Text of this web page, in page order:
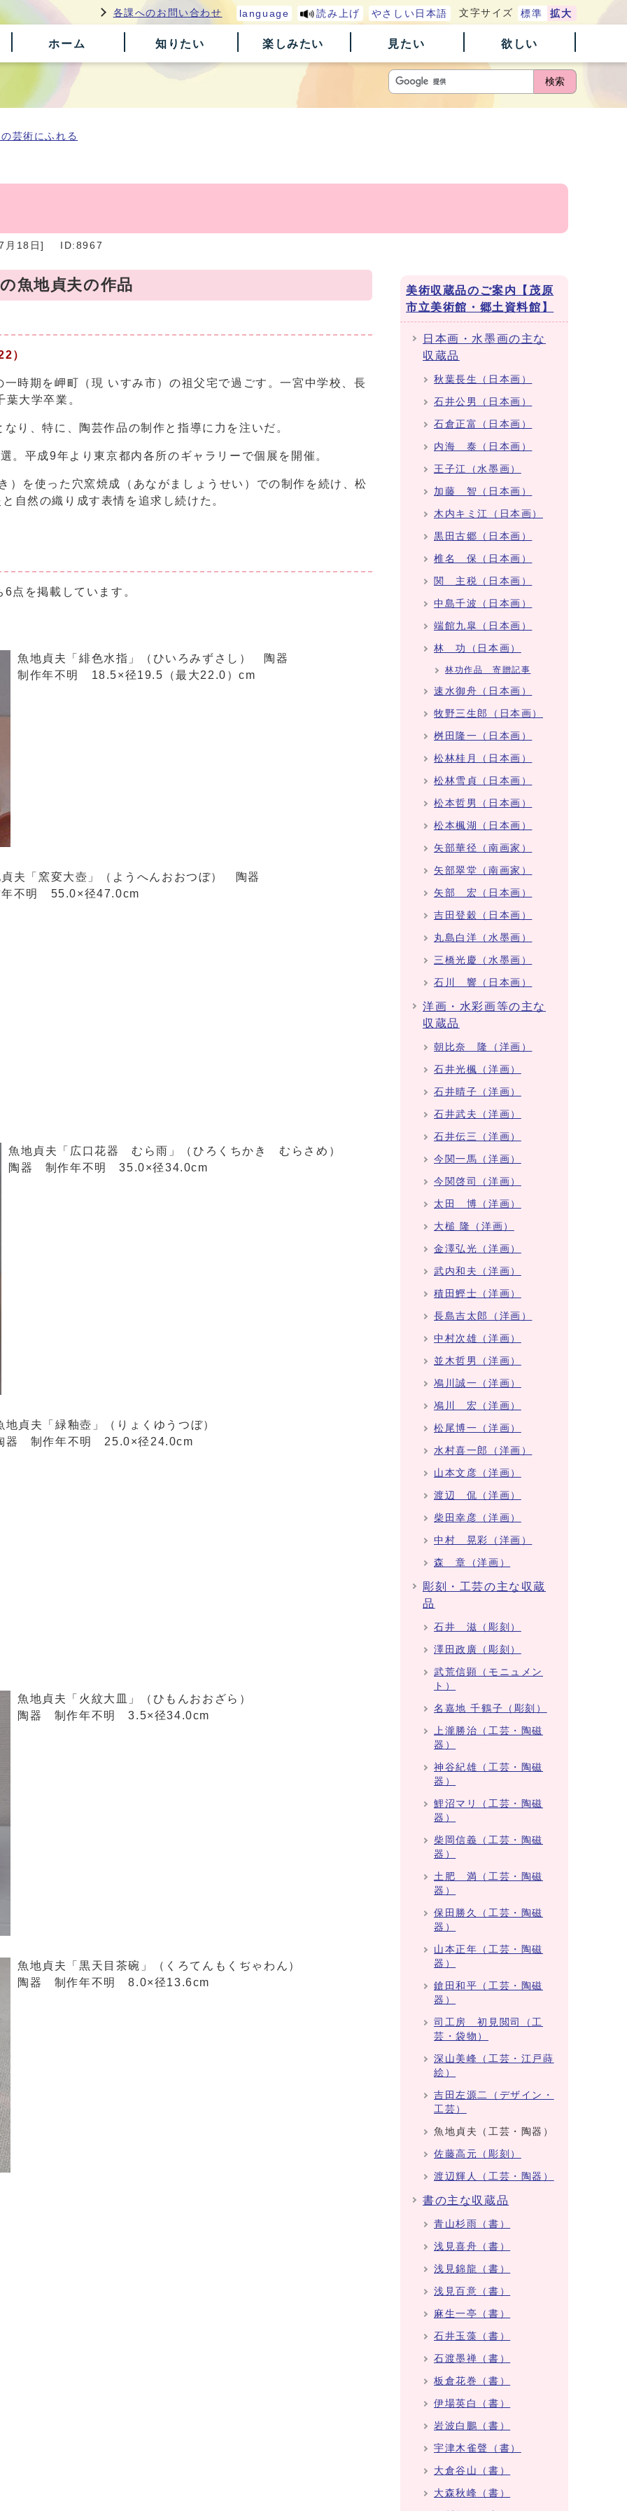
各課へのお問い合わせ language 読み上げ やさしい日本語 文字サイズ 標準 拡大
ホーム 知りたい 楽しみたい 見たい 欲しい
検索
芸術にふれる
月18日] ID:8967
魚地貞夫の作品
）
時期を岬町（現 いすみ市）の祖父宅で過ごす。一宮中学校、長
大学卒業。
り、特に、陶芸作品の制作と指導に力を注いだ。
。平成9年より東京都内各所のギャラリーで個展を開催。
）を使った穴窯焼成（あながましょうせい）での制作を続け、松
自然の織り成す表情を追求し続けた。
点を掲載しています。
魚地貞夫「緋色水指」（ひいろみずさし） 陶器
制作年不明 18.5×径19.5（最大22.0）cm
夫「窯変大壺」（ようへんおおつぼ） 陶器
年不明 55.0×径47.0cm
魚地貞夫「広口花器 むら雨」（ひろくちかき むらさめ）
陶器 制作年不明 35.0×径34.0cm
地貞夫「緑釉壺」（りょくゆうつぼ）
器 制作年不明 25.0×径24.0cm
魚地貞夫「火紋大皿」（ひもんおおざら）
陶器 制作年不明 3.5×径34.0cm
魚地貞夫「黒天目茶碗」（くろてんもくぢゃわん）
陶器 制作年不明 8.0×径13.6cm
美術収蔵品のご案内【茂原
市立美術館・郷土資料館】
日本画・水墨画の主な
収蔵品
秋葉長生（日本画）
石井公男（日本画）
石倉正富（日本画）
内海 泰（日本画）
王子江（水墨画）
加藤 智（日本画）
木内キミ江（日本画）
黒田古郷（日本画）
椎名 保（日本画）
関 主税（日本画）
中島千波（日本画）
端館九皐（日本画）
林 功（日本画）
林功作品 寄贈記事
速水御舟（日本画）
牧野三生郎（日本画）
桝田隆一（日本画）
松林桂月（日本画）
松林雪貞（日本画）
松本哲男（日本画）
松本楓湖（日本画）
矢部華径（南画家）
矢部翠堂（南画家）
矢部 宏（日本画）
吉田登穀（日本画）
丸島白洋（水墨画）
三橋光慶（水墨画）
石川 響（日本画）
洋画・水彩画等の主な
収蔵品
朝比奈 隆（洋画）
石井光楓（洋画）
石井晴子（洋画）
石井武夫（洋画）
石井伝三（洋画）
今関一馬（洋画）
今関啓司（洋画）
太田 博（洋画）
大槌 隆（洋画）
金澤弘光（洋画）
武内和夫（洋画）
積田鰹士（洋画）
長島吉太郎（洋画）
中村次雄（洋画）
並木哲男（洋画）
鳰川誠一（洋画）
鳰川 宏（洋画）
松尾博一（洋画）
水村喜一郎（洋画）
山本文彦（洋画）
渡辺 侃（洋画）
柴田幸彦（洋画）
中村 晃彩（洋画）
森 章（洋画）
彫刻・工芸の主な収蔵
品
石井 滋（彫刻）
澤田政廣（彫刻）
武荒信顕（モニュメン
ト）
名嘉地 千鶴子（彫刻）
上瀧勝治（工芸・陶磁
器）
神谷紀雄（工芸・陶磁
器）
鯉沼マリ（工芸・陶磁
器）
柴岡信義（工芸・陶磁
器）
土肥 満（工芸・陶磁
器）
保田勝久（工芸・陶磁
器）
山本正年（工芸・陶磁
器）
鎗田和平（工芸・陶磁
器）
司工房 初見閲司（工
芸・袋物）
深山美峰（工芸・江戸蒔
絵）
吉田左源二（デザイン・
工芸）
魚地貞夫（工芸・陶器）
佐藤高元（彫刻）
渡辺輝人（工芸・陶器）
書の主な収蔵品
青山杉雨（書）
浅見喜舟（書）
浅見錦龍（書）
浅見百意（書）
麻生一亭（書）
石井玉藻（書）
石渡墨禅（書）
板倉花巻（書）
伊場英白（書）
岩波白鵬（書）
宇津木雀聲（書）
大倉谷山（書）
大森秋峰（書）